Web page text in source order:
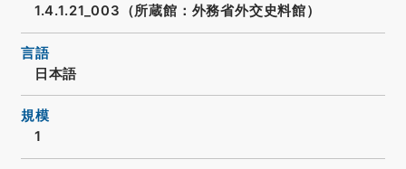
1.4.1.21_003（所蔵館：外務省外交史料館）
言語
日本語
規模
1